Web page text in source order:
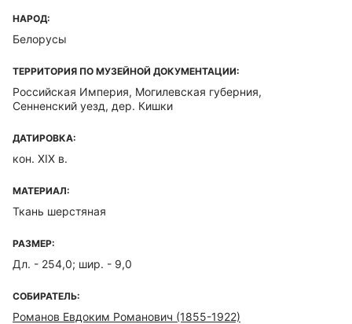
НАРОД:
Белорусы
ТЕРРИТОРИЯ ПО МУЗЕЙНОЙ ДОКУМЕНТАЦИИ:
Российская Империя, Могилевская губерния,
Сенненский уезд, дер. Кишки
ДАТИРОВКА:
кон. XIX в.
МАТЕРИАЛ:
Ткань шерстяная
РАЗМЕР:
Дл. - 254,0; шир. - 9,0
СОБИРАТЕЛЬ:
Романов Евдоким Романович (1855-1922)